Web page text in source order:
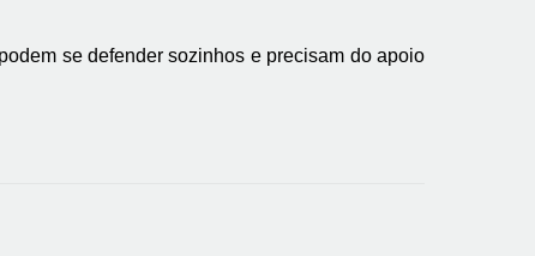
se defender sozinhos e precisam do apoio